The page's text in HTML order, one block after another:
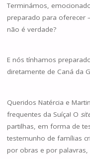
Terminámos,
preparado para oferecer
não é verdade?
E nós tínhamos
diretamente de Caná da
Queridos Natércia e
frequentes da Suíça! O
partilhas, em forma de
testemunho de famílias
por obras e por